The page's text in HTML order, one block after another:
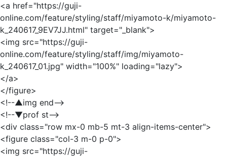
<a href="https://guji-
online.com/feature/styling/staff/miyamoto-k/miyamoto-
k_240617_9EV7JJ.html" target="_blank">
<img src="https://guji-
online.com/feature/styling/staff/img/miyamoto-
k_240617_01.jpg" width="100%" loading="lazy">
</a>
</figure>
<!--▲img end-->
<!--▼prof st-->
<div class="row mx-0 mb-5 mt-3 align-items-center">
<figure class="col-3 m-0 p-0">
<img src="https://guji-